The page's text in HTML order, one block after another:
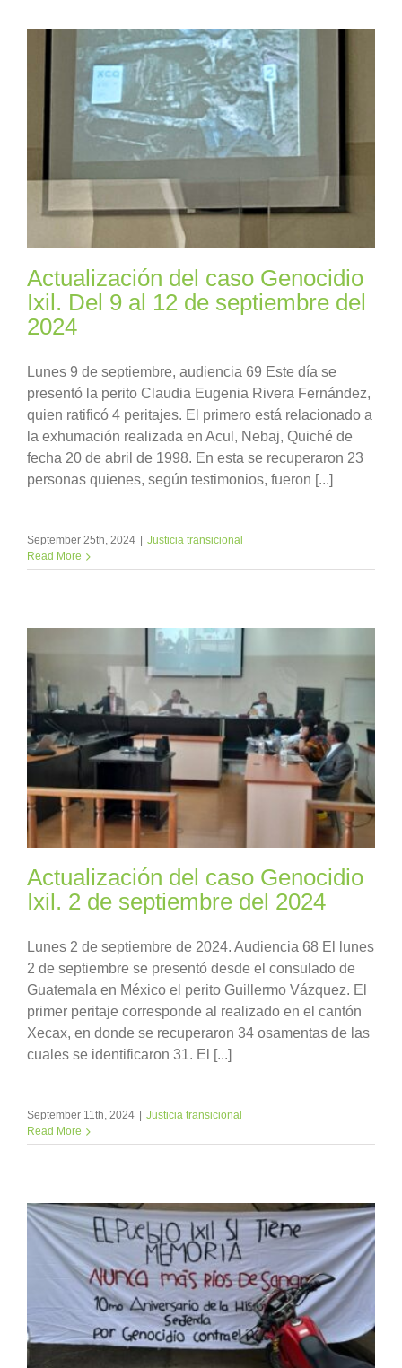
Actualización del caso Genocidio
Ixil. Del 9 al 12 de septiembre del
2024
Lunes 9 de septiembre, audiencia 69 Este día se
presentó la perito Claudia Eugenia Rivera Fernández,
quien ratificó 4 peritajes. El primero está relacionado a
la exhumación realizada en Acul, Nebaj, Quiché de
fecha 20 de abril de 1998. En esta se recuperaron 23
personas quienes, según testimonios, fueron [...]
September 25th, 2024 | Justicia transicional
Read More
Actualización del caso Genocidio
Ixil. 2 de septiembre del 2024
Lunes 2 de septiembre de 2024. Audiencia 68 El lunes
2 de septiembre se presentó desde el consulado de
Guatemala en México el perito Guillermo Vázquez. El
primer peritaje corresponde al realizado en el cantón
Xecax, en donde se recuperaron 34 osamentas de las
cuales se identificaron 31. El [...]
September 11th, 2024 | Justicia transicional
Read More